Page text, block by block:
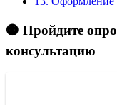
🟠 Пройдите
консультацию